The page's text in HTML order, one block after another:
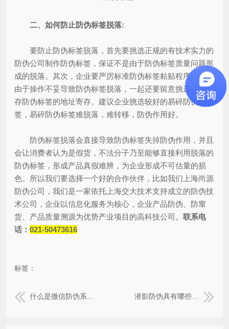
二、如何防止防伪标签脱落:
要防止防伪标签脱落，首先要挑选正规的有技术实力的
防伪公司制作防伪标签，保证不是由于防伪标签质量问题形
成的脱落。其次，企业要严厉标准防伪标签粘贴程序，防止
由于操作不妥导致防伪标签脱落，一起还要留意挑选适合贮
存防伪标签的地址寄存。建议企业挑选较好的易碎防伪标
签，易碎防伪标签难脱落，难转移，防伪作用好。
防伪标签脱落会直接导致防伪标签失掉防伪作用，并且
会让消费者认为是假货，不法分子乃至能够直接利用脱落的
防伪标签，形成产品真假难辨，为企业形成不可估量的损
色。所以我们要选择一个好的合作伙伴，比如我们上海尚源
防伪公司，我们是一家依托上海交大技术支持成立的防伪技
术公司，企业以信息化服务为核心，企业产品防伪、防窜
货、产品质量溯源为优势产业项目的高科技公司。 联系电
话： 021-50473616
标签：
什么是微信防伪系统？ 潜影防伪具有哪些优点与特点？